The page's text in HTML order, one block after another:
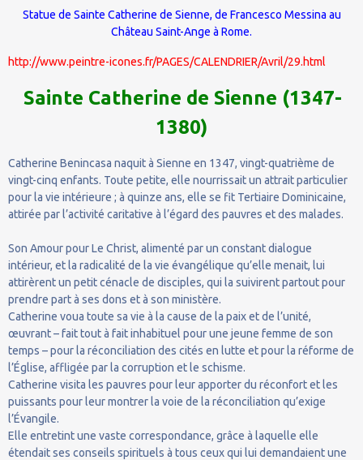
Statue de Sainte Catherine de Sienne, de Francesco Messina au
Château Saint-Ange à Rome.
http://www.peintre-icones.fr/PAGES/CALENDRIER/Avril/29.html
Sainte Catherine de Sienne (1347-
1380)
Catherine Benincasa naquit à Sienne en 1347, vingt-quatrième de
vingt-cinq enfants. Toute petite, elle nourrissait un attrait particulier
pour la vie intérieure ; à quinze ans, elle se fit Tertiaire Dominicaine,
attirée par l’activité caritative à l’égard des pauvres et des malades.
Son Amour pour Le Christ, alimenté par un constant dialogue
intérieur, et la radicalité de la vie évangélique qu’elle menait, lui
attirèrent un petit cénacle de disciples, qui la suivirent partout pour
prendre part à ses dons et à son ministère.
Catherine voua toute sa vie à la cause de la paix et de l’unité,
œuvrant – fait tout à fait inhabituel pour une jeune femme de son
temps – pour la réconciliation des cités en lutte et pour la réforme de
l’Église, affligée par la corruption et le schisme.
Catherine visita les pauvres pour leur apporter du réconfort et les
puissants pour leur montrer la voie de la réconciliation qu’exige
l’Évangile.
Elle entretint une vaste correspondance, grâce à laquelle elle
étendait ses conseils spirituels à tous ceux qui lui demandaient une